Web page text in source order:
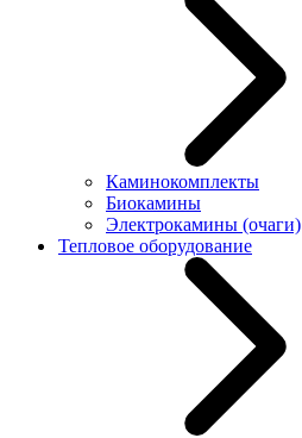
Каминокомплекты
Биокамины
Электрокамины (очаги)
Тепловое оборудование